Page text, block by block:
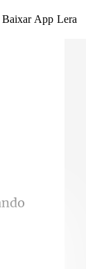
Baixar App Lera